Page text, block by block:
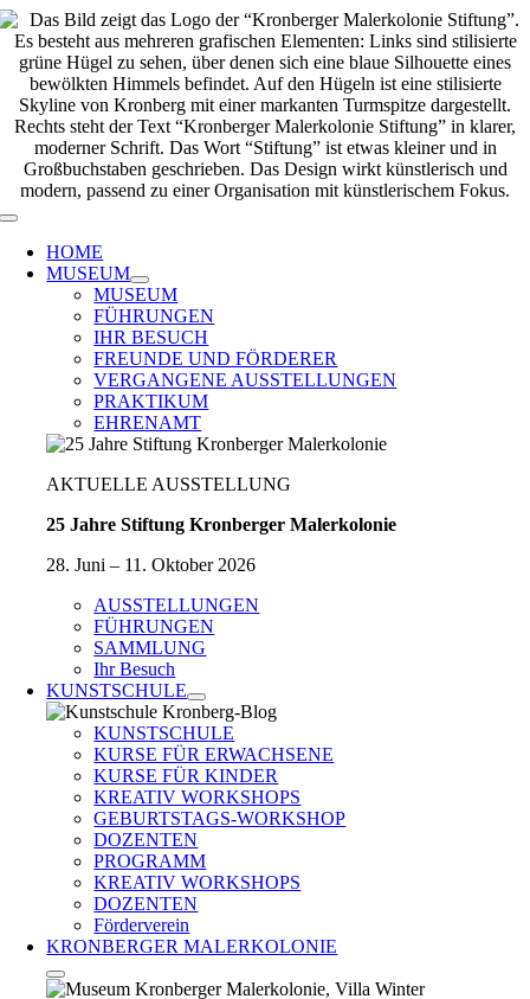
Zum
Inhalt
springen
Toggle
Navigation
HOME
MUSEUM
MUSEUM
FÜHRUNGEN
IHR BESUCH
FREUNDE UND FÖRDERER
VERGANGENE AUSSTELLUNGEN
PRAKTIKUM
EHRENAMT
AKTUELLE AUSSTELLUNG
25 Jahre Stiftung Kronberger Malerkolonie
28. Juni – 11. Oktober 2026
AUSSTELLUNGEN
FÜHRUNGEN
SAMMLUNG
Ihr Besuch
KUNSTSCHULE
KUNSTSCHULE
KURSE FÜR ERWACHSENE
KURSE FÜR KINDER
KREATIV WORKSHOPS
GEBURTSTAGS-WORKSHOP
DOZENTEN
PROGRAMM
KREATIV WORKSHOPS
DOZENTEN
Förderverein
KRONBERGER MALERKOLONIE